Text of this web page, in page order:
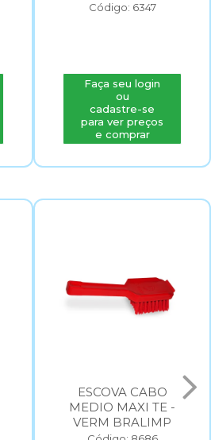
Código: 6347
Faça seu login
ou
cadastre-se
para ver preços
e comprar
ESCOVA CABO
MEDIO MAXI TE -
VERM BRALIMP